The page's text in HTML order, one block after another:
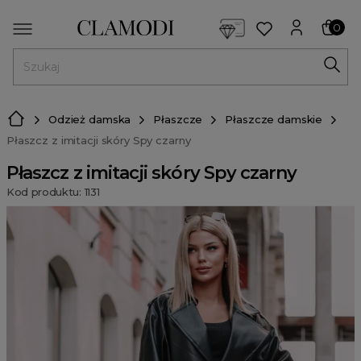
0
Odzież damska Płaszcze
Płaszcze damskie
Płaszcz z imitacji skóry Spy czarny
Płaszcz z imitacji skóry Spy czarny
Kod produktu: 1131